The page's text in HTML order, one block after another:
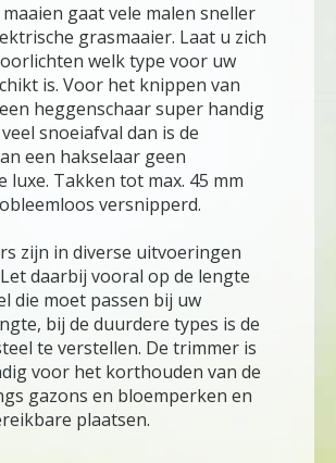
gaat vele malen sneller
grasmaaier. Laat u zich
welk type voor uw
is. Voor het knippen van
heggenschaar super handig
snoeiafval dan is de
een hakselaar geen
luxe. Takken tot max. 45 mm
versnipperd.
zijn in diverse uitvoeringen
daarbij vooral op de lengte
die moet passen bij uw
bij de duurdere types is de
te verstellen. De trimmer is
voor het korthouden van de
gazons en bloemperken en
plaatsen.